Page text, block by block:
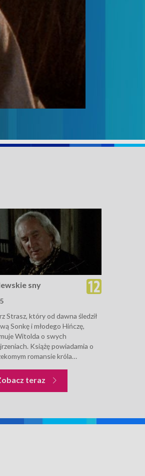
sny
Strasz, który od dawna śledził
Sonkę i młodego Hińczę,
Witolda o swych
Książę powiadamia o
romansie króla
dziecka, którego spodziewa się
Dwór huczy od plotek,
teraz Królewskie sny